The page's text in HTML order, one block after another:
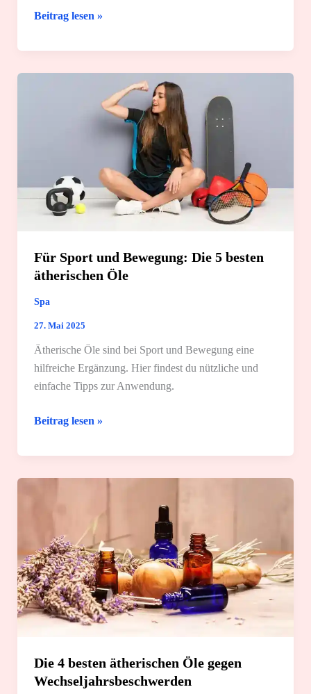
Zypressenöl:
Fakten
Anwendungstipps
Beitrag lesen »
Für Sport und Bewegung: Die 5 besten
ätherischen Öle
Spa
27. Mai 2025
Ätherische Öle sind bei Sport und Bewegung eine
hilfreiche Ergänzung. Hier findest du nützliche und
einfache Tipps zur Anwendung.
Für
und
ätherischen
Öle
Beitrag lesen »
Die 4 besten ätherischen Öle gegen
Wechseljahrsbeschwerden